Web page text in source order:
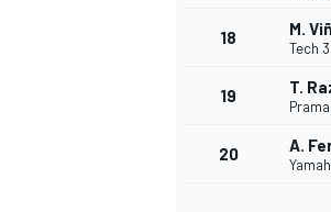
18 M.
Tech 3
19 T.
20 A.